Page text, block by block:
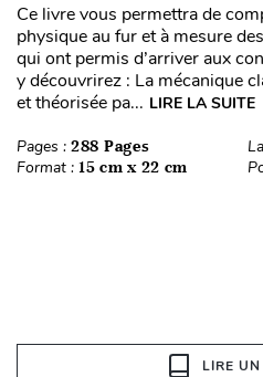
Ce livre vous permettra de
physique au fur et à mesure
qui ont permis d’arriver aux
y découvrirez : La mécanique
et théorisée pa... LIRE LA SUITE
Pages : 288 Pages
Format : 15 cm x 22 cm
LIRE